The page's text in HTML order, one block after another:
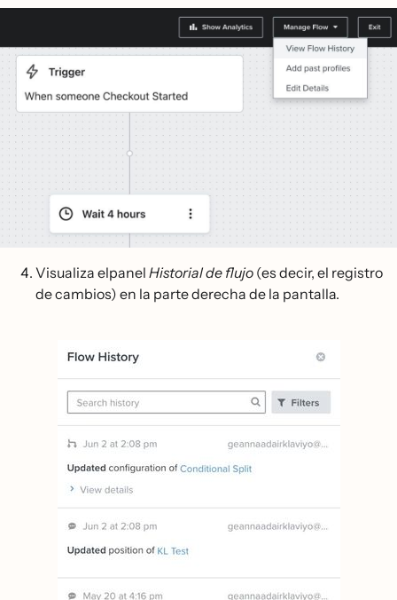
Visualiza elpanel Historial de flujo (es decir, el registro
de cambios) en la parte derecha de la pantalla.